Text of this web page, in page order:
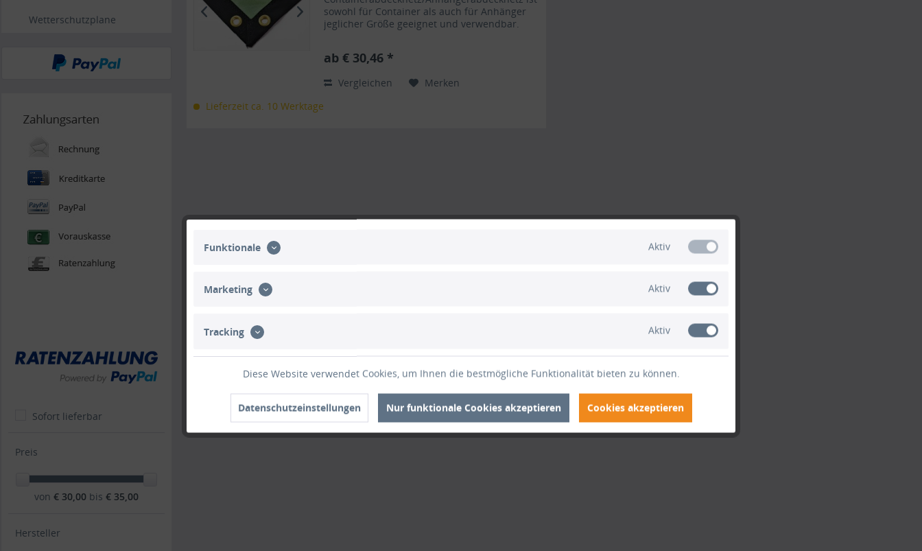
Wetterschutzplane
Sofort lieferbar
Preis
von € 30,00 bis € 35,00
Hersteller
sowohl für Container als auch für Anhänger
jeglicher Größe geeignet und verwendbar.
ringsum sind...
ab € 30,46 *
Vergleichen
Merken
Lieferzeit ca. 10 Werktage
Funktionale Aktiv
Marketing Aktiv
Tracking Aktiv
Diese Website verwendet Cookies, um Ihnen die bestmögliche Funktionalität bieten zu können.
Datenschutzeinstellungen Nur funktionale Cookies akzeptieren Cookies akzeptieren